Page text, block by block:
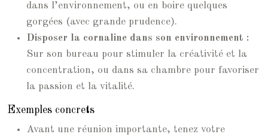
dans l’environnement, ou en boire quelques
gorgées (avec grande prudence).
Disposer la cornaline dans son environnement :
Sur son bureau pour stimuler la créativité et la
concentration, ou dans sa chambre pour favoriser
la passion et la vitalité.
Exemples concrets
Avant une réunion importante, tenez votre